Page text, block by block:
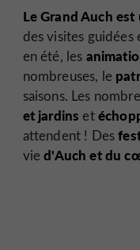
Le Grand Auch
des visites
en été, les
nombreuses, le
saisons. Les
et jardins et
attendent ! Des
vied'Auch et du